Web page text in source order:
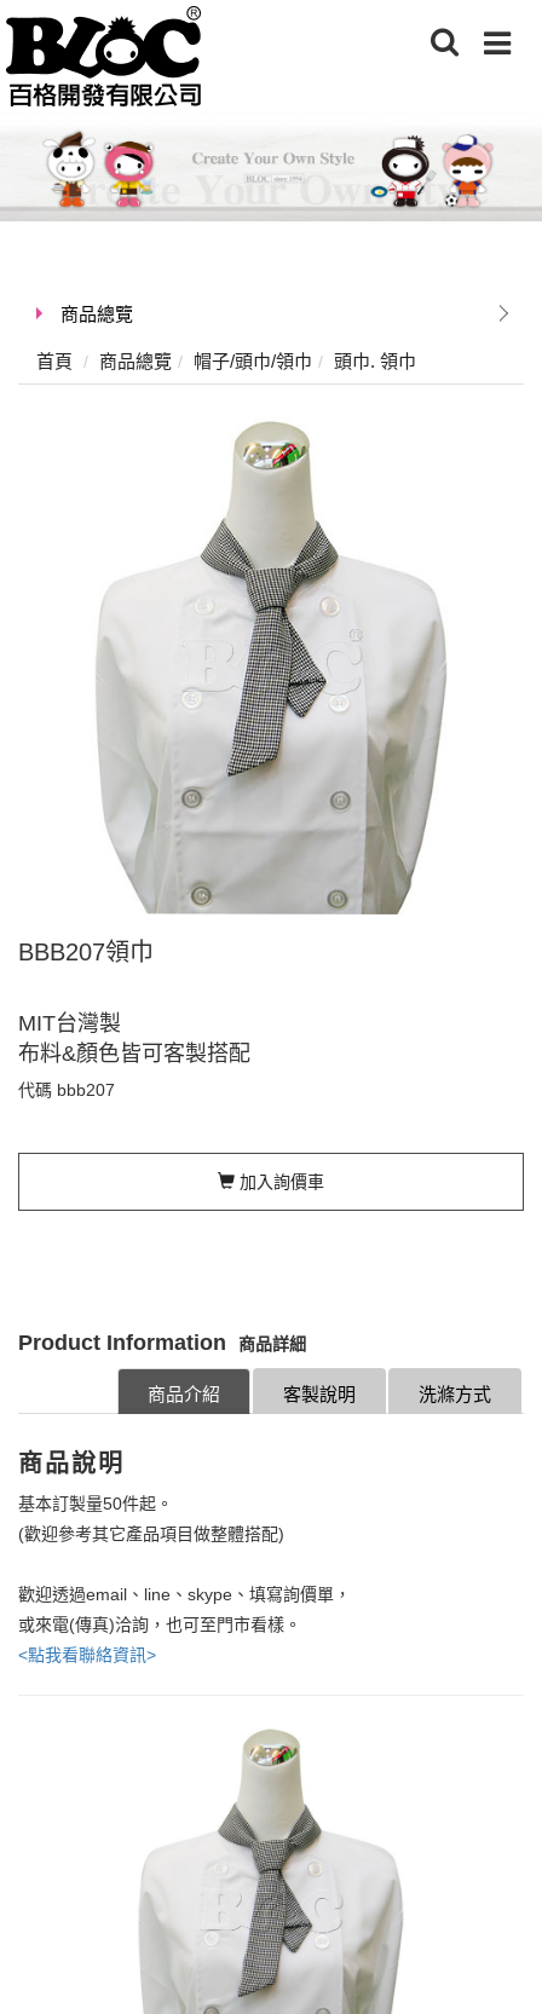
商品總覽
首頁 商品總覽 帽子/頭巾/領巾 頭巾. 領巾
BBB207領巾
MIT台灣製
布料&顏色皆可客製搭配
代碼 bbb207
加入詢價車
Product Information 商品詳細
洗滌方式
客製說明
商品介紹
商品說明
基本訂製量50件起。
(歡迎參考其它產品項目做整體搭配)
歡迎透過email、line、skype、填寫詢價單，
或來電(傳真)洽詢，也可至門市看樣。
<點我看聯絡資訊>